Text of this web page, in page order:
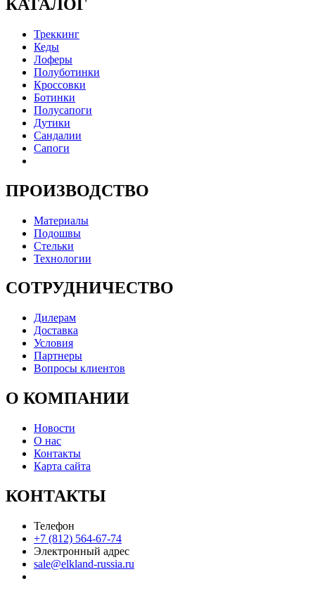
КАТАЛОГ
Треккинг
Кеды
Лоферы
Полуботинки
Кроссовки
Ботинки
Полусапоги
Дутики
Сандалии
Сапоги
ПРОИЗВОДСТВО
Материалы
Подошвы
Стельки
Технологии
СОТРУДНИЧЕСТВО
Дилерам
Доставка
Условия
Партнеры
Вопросы клиентов
О КОМПАНИИ
Новости
О нас
Контакты
Карта сайта
КОНТАКТЫ
Телефон
+7 (812) 564-67-74
Электронный адрес
sale@elkland-russia.ru